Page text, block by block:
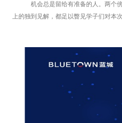
机会总是留给有准备的人。两个
上的独到见解，都足以瞥见学子们对本